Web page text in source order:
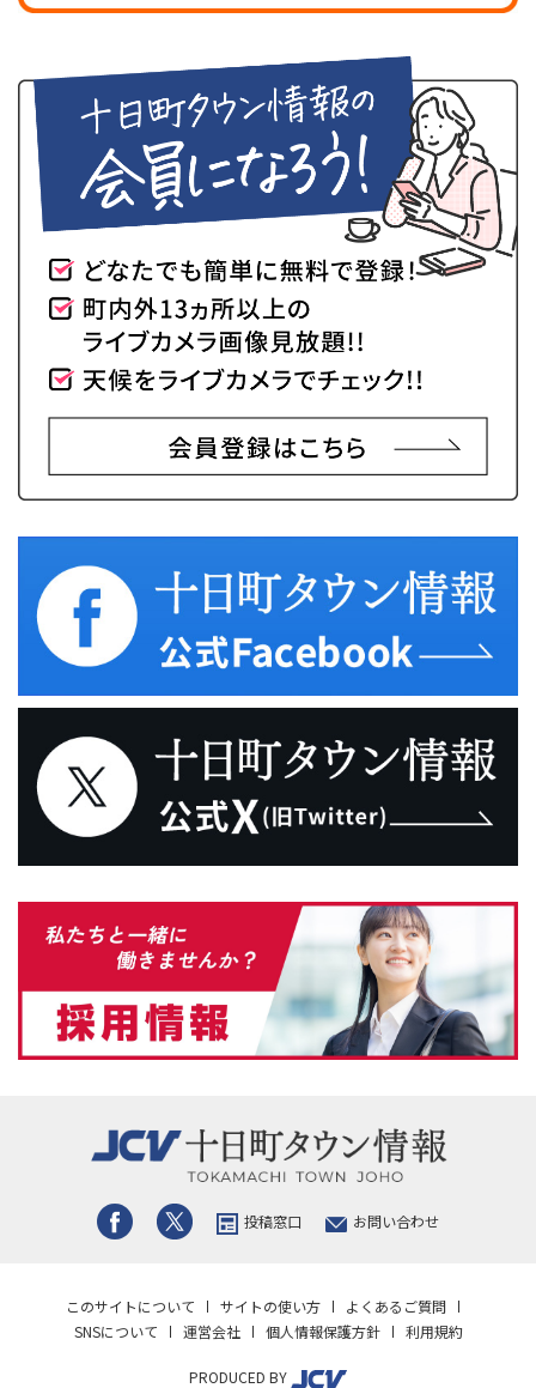
投稿窓口 お問い合わせ
このサイトについて サイトの使い方
よくあるご質問
SNSについて
運営会社 個人情報保護方針 利用規約
PRODUCED BY